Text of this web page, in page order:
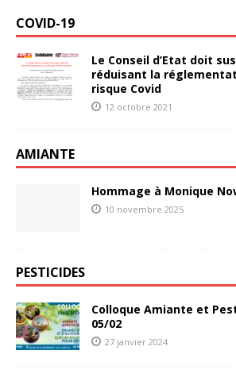
COVID-19
Le Conseil d’Etat doit
réduisant la
risque Covid
12 octobre 2021
AMIANTE
Hommage à Monique
10 novembre 2025
PESTICIDES
Colloque Amiante et
05/02
27 janvier 2024